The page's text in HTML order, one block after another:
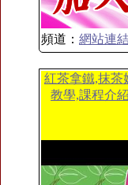
頻道： 網站連
紅茶拿鐵,抹茶
教學,課程介